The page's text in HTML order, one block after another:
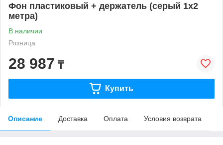
Фон пластиковый + держатель (серый 1х2
метра)
В наличии
Розница
28 987 ₸
Купить
Описание Доставка Оплата Условия возврата